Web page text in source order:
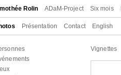
Rolin ADaM-Project Six mois
Présentation Contact English
Vignettes